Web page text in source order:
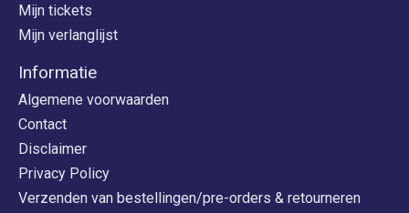
Mijn tickets
Mijn verlanglijst
Informatie
Algemene voorwaarden
Contact
Disclaimer
Privacy Policy
Verzenden van bestellingen/pre-orders & retourneren